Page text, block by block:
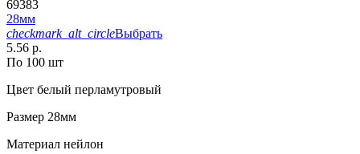
69383
28мм
checkmark_alt_circleВыбрать
5.56 р.
По 100 шт
Цвет белый перламутровый
Размер 28мм
Материал нейлон